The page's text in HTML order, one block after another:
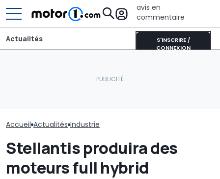
avis en
commentaire
S'INSCRIRE /
CONNEXION
Actualités
Accueil Actualités Industrie
Stellantis produira des
moteurs full hybrid